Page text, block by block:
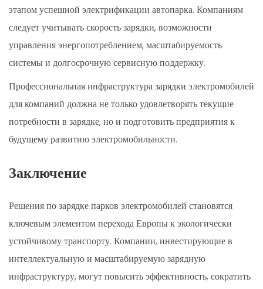
этапом успешной электрификации автопарка. Компаниям
следует учитывать скорость зарядки, возможности
управления энергопотреблением, масштабируемость
системы и долгосрочную сервисную поддержку.
Профессиональная инфраструктура зарядки электромобилей
для компаний должна не только удовлетворять текущие
потребности в зарядке, но и подготовить предприятия к
будущему развитию электромобильности.
Заключение
Решения по зарядке парков электромобилей становятся
ключевым элементом перехода Европы к экологически
устойчивому транспорту. Компании, инвестирующие в
интеллектуальную и масштабируемую зарядную
инфраструктуру, могут повысить эффективность, сократить